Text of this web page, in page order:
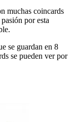
muchas coincards
por esta
se guardan en 8
se pueden ver por